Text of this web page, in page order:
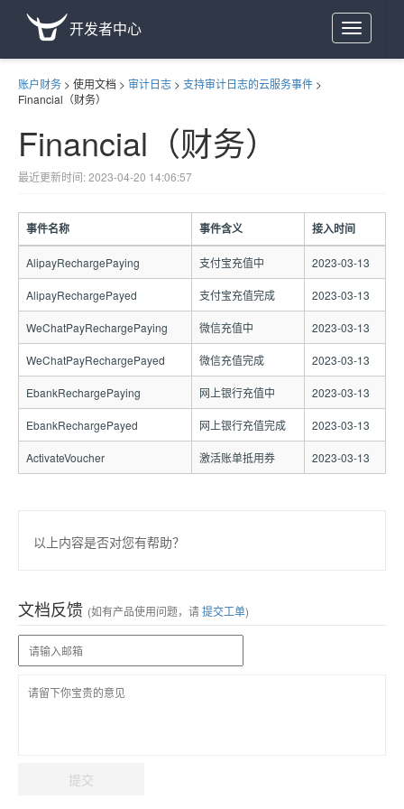
Toggle
navigation
开发者中心
账户财务 > 使用文档 > 审计日志 > 支持审计日志的云服务事件 >
Financial（财务）
Financial（财务）
最近更新时间: 2023-04-20 14:06:57
事件名称 事件含义 接入时间
AlipayRechargePaying 支付宝充值中 2023-03-13
AlipayRechargePayed 支付宝充值完成 2023-03-13
WeChatPayRechargePaying 微信充值中 2023-03-13
WeChatPayRechargePayed 微信充值完成 2023-03-13
EbankRechargePaying 网上银行充值中 2023-03-13
EbankRechargePayed 网上银行充值完成 2023-03-13
ActivateVoucher 激活账单抵用券 2023-03-13
以上内容是否对您有帮助？
文档反馈 (如有产品使用问题，请提交工单)
提交